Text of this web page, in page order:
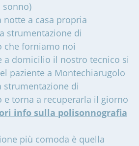
notte a casa propria
strumentazione di
che forniamo noi
a domicilio il nostro tecnico si
paziente a Montechiarugolo
strumentazione di
e torna a recuperarla il giorno
info sulla polisonnografia
più comoda è quella